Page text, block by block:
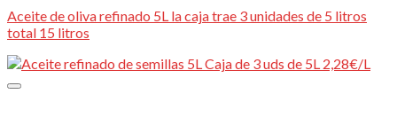
Aceite de oliva refinado 5L la caja trae 3 unidades de 5 litros
total 15 litros